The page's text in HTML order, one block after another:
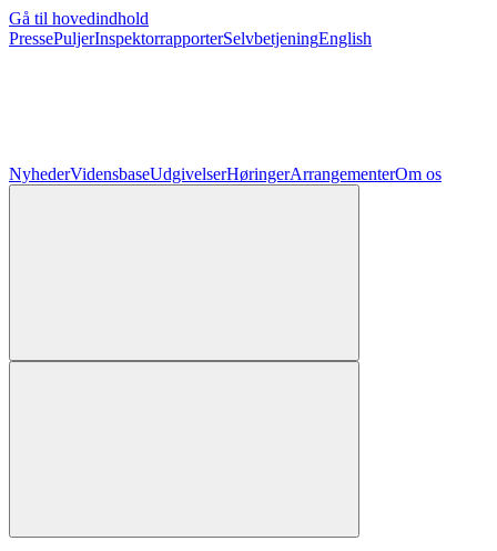
Gå til hovedindhold
PressePuljerInspektorrapporterSelvbetjeningEnglish
NyhederVidensbaseUdgivelserHøringerArrangementerOm os